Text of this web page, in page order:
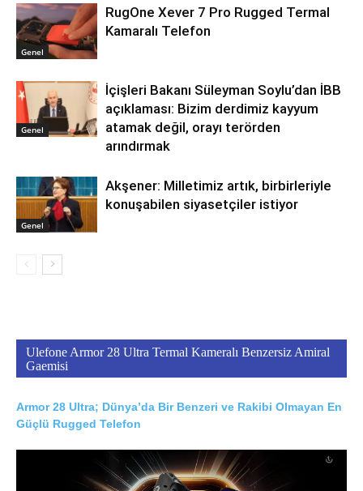
Genel
RugOne Xever 7 Pro Rugged Termal
Kamaralı Telefon
Genel
İçişleri Bakanı Süleyman Soylu’dan İBB
açıklaması: Bizim derdimiz kayyum
atamak değil, orayı terörden
arındırmak
Genel
Akşener: Milletimiz artık, birbirleriyle
konuşabilen siyasetçiler istiyor
Ulefone Armor 28 Ultra Termal Kameralı Benzersiz Amiral
Gaemisi
Armor 28 Ultra; Dünya’da Bir Benzeri ve Rakibi Olmayan En
Güçlü Rugged Telefon